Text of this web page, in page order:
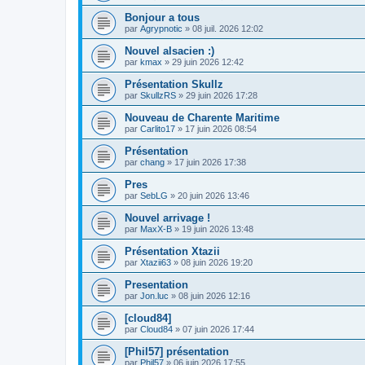
Bonjour a tous
par Agrypnotic » 08 juil. 2026 12:02
Nouvel alsacien :)
par kmax » 29 juin 2026 12:42
Présentation Skullz
par SkullzRS » 29 juin 2026 17:28
Nouveau de Charente Maritime
par Carlito17 » 17 juin 2026 08:54
Présentation
par chang » 17 juin 2026 17:38
Pres
par SebLG » 20 juin 2026 13:46
Nouvel arrivage !
par MaxX-B » 19 juin 2026 13:48
Présentation Xtazii
par Xtazii63 » 08 juin 2026 19:20
Presentation
par Jon.luc » 08 juin 2026 12:16
[cloud84]
par Cloud84 » 07 juin 2026 17:44
[Phil57] présentation
par Phil57 » 06 juin 2026 17:55